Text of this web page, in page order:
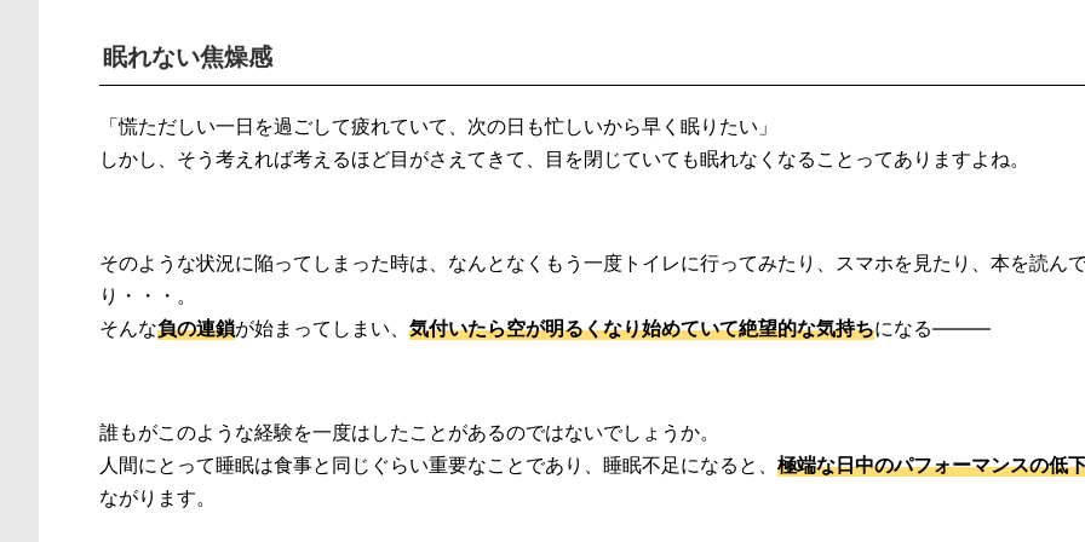
眠れない焦燥感
「慌ただしい一日を過ごして疲れていて、次の日も忙しいから早く眠りたい」
しかし、そう考えれば考えるほど目がさえてきて、目を閉じていても眠れなくなることってありますよね。
そのような状況に陥ってしまった時は、なんとなくもう一度トイレに行ってみたり、スマホを見たり、本を読ん
り・・・。
そんな負の連鎖が始まってしまい、 気付いたら空が明るくなり始めていて絶望的な気持ちになる―――
誰もがこのような経験を一度はしたことがあるのではないでしょうか。
人間にとって睡眠は食事と同じぐらい重要なことであり、睡眠不足になると、 極端な日中のパフォーマンスの低
ながります。